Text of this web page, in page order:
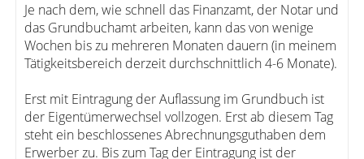
Je nach dem, wie schnell das Finanzamt, der Notar und
das Grundbuchamt arbeiten, kann das von wenige
Wochen bis zu mehreren Monaten dauern (in meinem
Tätigkeitsbereich derzeit durchschnittlich 4-6 Monate).
Erst mit Eintragung der Auflassung im Grundbuch ist
der Eigentümerwechsel vollzogen. Erst ab diesem Tag
steht ein beschlossenes Abrechnungsguthaben dem
Erwerber zu. Bis zum Tag der Eintragung ist der